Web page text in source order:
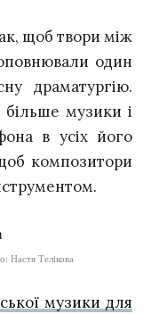
щоб твори між
один
драматургію.
більше музики і
в усіх його
композитори
Настя Телікова
музики для